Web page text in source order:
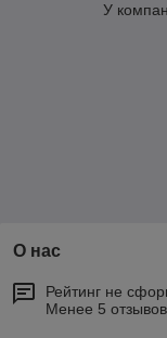
У
О нас
Рейтинг не
Менее 5